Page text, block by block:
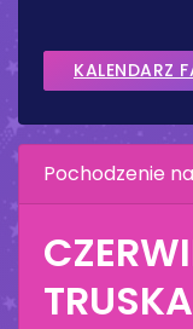
KALENDARZ
Pochodzenie